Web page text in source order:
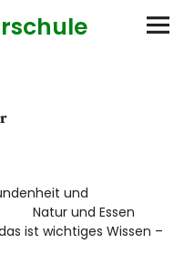
und
Natur und Essen
ist wichtiges Wissen –